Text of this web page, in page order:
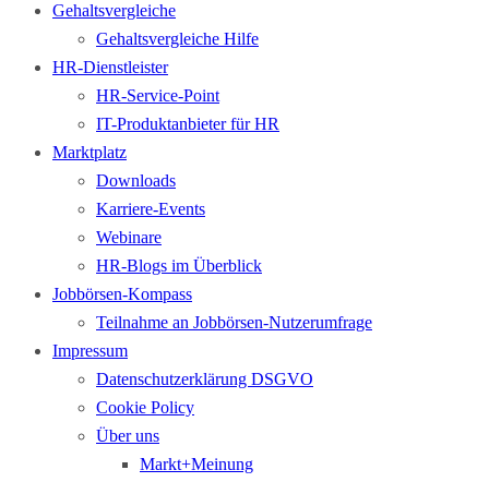
Gehaltsvergleiche
Gehaltsvergleiche Hilfe
HR-Dienstleister
HR-Service-Point
IT-Produktanbieter für HR
Marktplatz
Downloads
Karriere-Events
Webinare
HR-Blogs im Überblick
Jobbörsen-Kompass
Teilnahme an Jobbörsen-Nutzerumfrage
Impressum
Datenschutzerklärung DSGVO
Cookie Policy
Über uns
Markt+Meinung